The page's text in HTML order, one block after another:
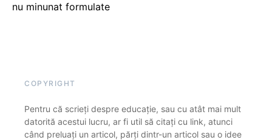
nu minunat formulate
COPYRIGHT
Pentru că scrieți despre educație, sau cu atât mai mult
datorită acestui lucru, ar fi util să citați cu link, atunci
când preluați un articol, părți dintr-un articol sau o idee